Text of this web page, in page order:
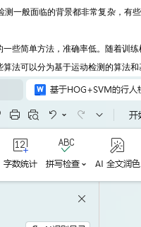
一般面临的背景都非常复杂，有
些简单方法，准确率低。随着训
法可以分为基于运动检测的算法